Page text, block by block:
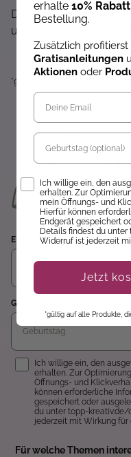
Dir wird hier nichts
unsere Cookie-
*gültig auf alle Produkte, die
E-Mail
Geburtstag (optional)
Einwilligung
Ich willige ein, den
erhalten. Zur
Öffnungs- und
können erforderliche
gespeichert oder
du unter topp-
jederzeit mit Wirkung
Für welche Themen
erhalte 10% Rabatt
Bestellung.
Zusätzlich
Gratisanleitungen
Aktionen oder
Geburtstag
Opt-InIch willige ein, den
erhalten. Zur
mein Öffnungs- und
Hierfür können
Endgerät gespeichert
Details findest du
Widerruf ist jederzeit
Jetzt
*gültig auf alle Produkte,